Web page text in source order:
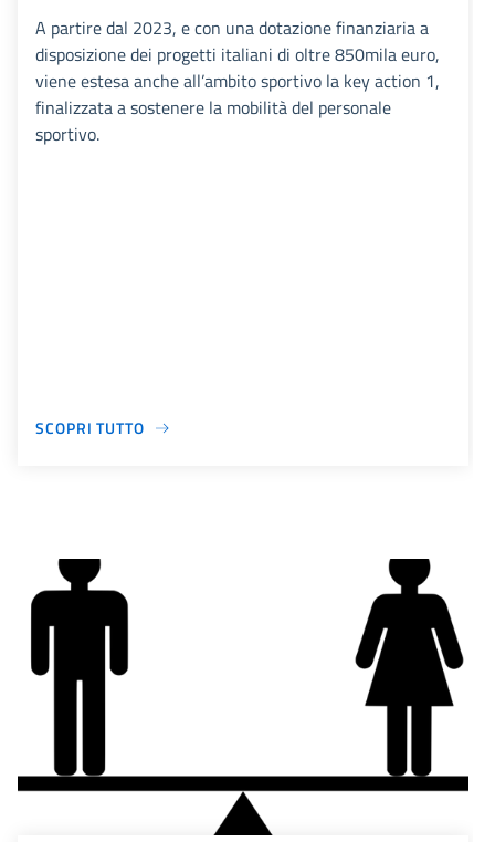
A partire dal 2023, e con una dotazione finanziaria a
disposizione dei progetti italiani di oltre 850mila euro,
viene estesa anche all’ambito sportivo la key action 1,
finalizzata a sostenere la mobilità del personale
sportivo.
SCOPRI TUTTO